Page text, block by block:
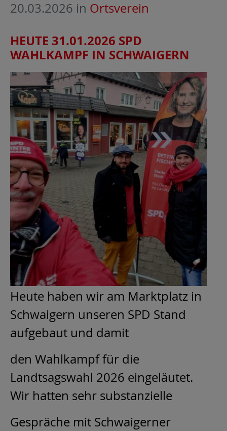
20.03.2026 in Ortsverein
HEUTE 31.01.2026 SPD
WAHLKAMPF IN SCHWAIGERN
Heute haben wir am Marktplatz in
Schwaigern unseren SPD Stand
aufgebaut und damit
den Wahlkampf für die
Landtsagswahl 2026 eingeläutet.
Wir hatten sehr substanzielle
Gespräche mit Schwaigerner